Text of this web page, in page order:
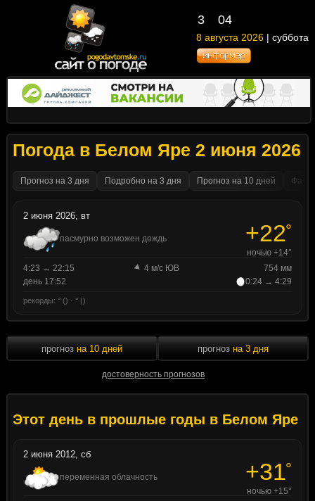
3 04
8 августа 2026 | суббота
Погода в Белом Яре 2 июня 2026
Прогноз на 3 дня Подробно на 3 дня Прогноз на 10 дней
2 июня 2026, вт
пасмурно возможен дождь +22°
ночью +14°
4:23 → 22:15
4 м/с ЮВ
754 мм
день 17:52
0:24 → 4:29
рекорды: ° () · ° ()
прогноз на 10 дней
достоверность прогнозов
прогноз на 3 дня
Этот день в прошлые годы в Белом Яре
2 июня 2012, сб
переменная облачность +31°
ночью +15°